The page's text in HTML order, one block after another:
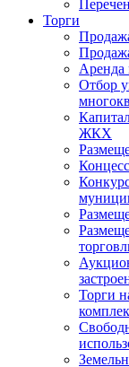
Торги
Аренда
Отбор
ЖКХ
Торги